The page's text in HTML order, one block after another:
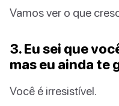
Vamos ver o que
3. Eu sei que
mas eu ainda te
Você é irresistível.